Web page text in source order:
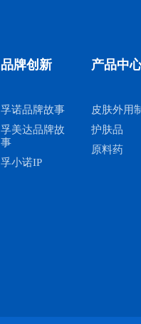
品牌创新
孚诺品牌故事
孚美达品牌故
事
孚小诺IP
产品中
皮肤外用
护肤品
原料药